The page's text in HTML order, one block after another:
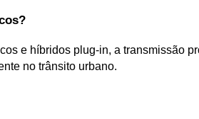
e híbridos plug-in, a transmissão
no trânsito urbano.